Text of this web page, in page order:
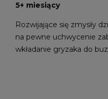
5+ miesiący
Rozwijające się zmysły
na pewne uchwycenie
wkładanie gryzaka do